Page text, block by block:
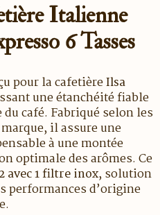
Italienne
6 Tasses
pour la cafetièreIlsa
une étanchéité fiable
café. Fabriqué selon les
il assure une
à une montée
optimale des arômes. Ce
avec 1 filtre inox, solution
performances d’origine